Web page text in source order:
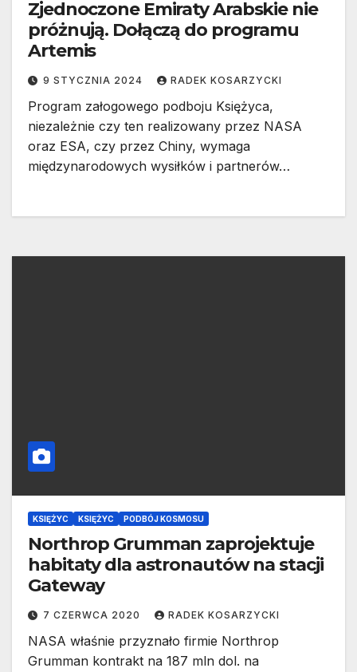
Zjednoczone Emiraty Arabskie nie
próżnują. Dołączą do programu
Artemis
9 STYCZNIA 2024 RADEK KOSARZYCKI
Program załogowego podboju Księżyca,
niezależnie czy ten realizowany przez NASA
oraz ESA, czy przez Chiny, wymaga
międzynarodowych wysiłków i partnerów…
KSIĘŻYC KSIĘŻYC PODBÓJ KOSMOSU
Northrop Grumman zaprojektuje
habitaty dla astronautów na stacji
Gateway
7 CZERWCA 2020 RADEK KOSARZYCKI
NASA właśnie przyznało firmie Northrop
Grumman kontrakt na 187 mln dol. na